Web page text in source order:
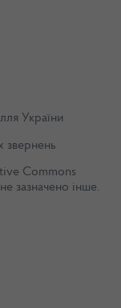
України
звернень
Commons
зазначено інше.